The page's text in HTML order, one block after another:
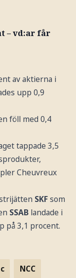
– vd:ar får
av aktierna i
upp 0,9
föll med 0,4
tappade 3,5
Cheuvreux
SKFsom
SSAB landade i
på 3,1 procent.
NCC